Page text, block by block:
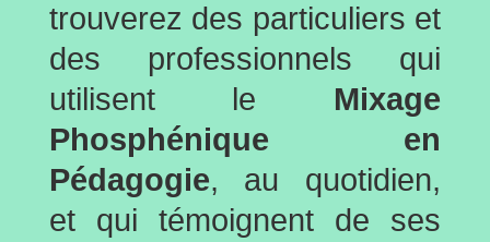
trouverez des particuliers et
des professionnels qui
utilisent le Mixage
Phosphénique en
Pédagogie, au quotidien,
et qui témoignent de ses